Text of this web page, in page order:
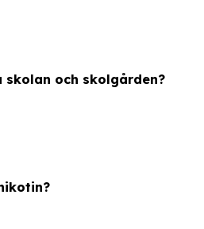
och skolgården?